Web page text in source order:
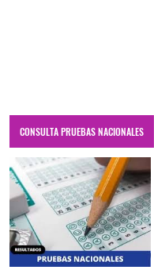
CONSULTA PRUEBAS NACIONALES